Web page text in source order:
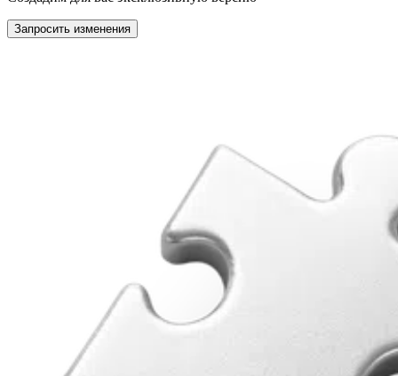
Запросить изменения